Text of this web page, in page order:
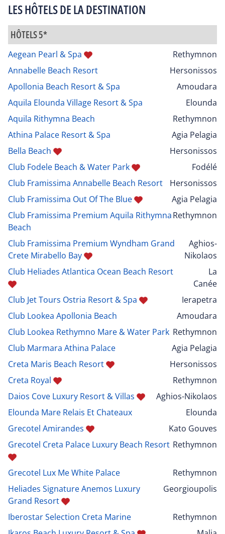
LES HÔTELS DE LA DESTINATION
HÔTELS 5*
Aegean Pearl & Spa
Rethymnon
Annabelle Beach Resort
Hersonissos
Apollonia Beach Resort & Spa
Amoudara
Aquila Elounda Village Resort & Spa
Elounda
Aquila Rithymna Beach
Rethymnon
Athina Palace Resort & Spa
Agia Pelagia
Bella Beach
Hersonissos
Club Fodele Beach & Water Park
Fodélé
Club Framissima Annabelle Beach Resort
Hersonissos
Club Framissima Out Of The Blue
Agia Pelagia
Club Framissima Premium Aquila Rithymna
Beach
Rethymnon
Club Framissima Premium Wyndham Grand
Crete Mirabello Bay
Aghios-
Nikolaos
Club Heliades Atlantica Ocean Beach Resort
La
Canée
Club Jet Tours Ostria Resort & Spa
Ierapetra
Club Lookea Apollonia Beach
Amoudara
Club Lookea Rethymno Mare & Water Park Rethymnon
Club Marmara Athina Palace
Agia Pelagia
Creta Maris Beach Resort
Hersonissos
Creta Royal
Rethymnon
Daios Cove Luxury Resort & Villas
Aghios-Nikolaos
Elounda Mare Relais Et Chateaux
Elounda
Grecotel Amirandes
Kato Gouves
Grecotel Creta Palace Luxury Beach Resort Rethymnon
Grecotel Lux Me White Palace
Rethymnon
Heliades Signature Anemos Luxury
Grand Resort
Georgioupolis
Iberostar Selection Creta Marine
Rethymnon